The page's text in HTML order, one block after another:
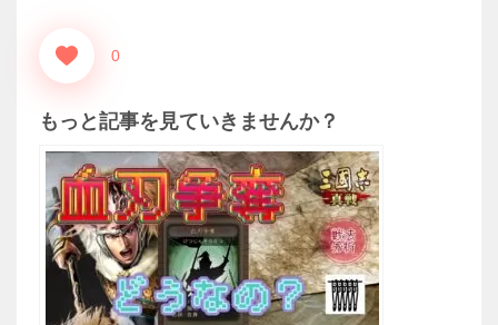
0
もっと記事を見ていきませんか？